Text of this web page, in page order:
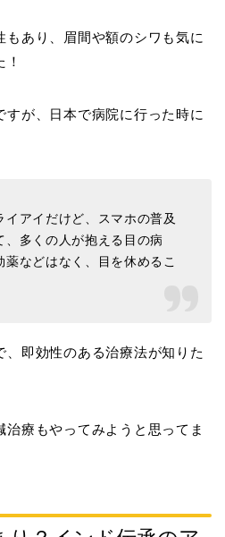
あり、眉間や額のシワも気に
が、日本で病院に行った時に
イアイだけど、スマホの普及
、多くの人が抱える目の病
などはなく、目を休めるこ
即効性のある治療法が知りた
療もやってみようと思ってま